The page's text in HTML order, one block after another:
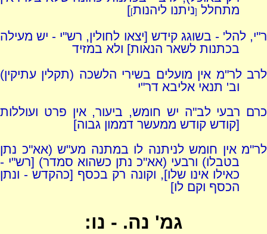
מתחלל [ניתנו ליהנות]
]
ר"י, להל' - בשוגג קידש [יצאו לחולין, רש"י - יש מעילה
בכתנות לשאר הנאות] ולא במזיד
לרב לר"מ אין מועלים בשירי הלשכה (תקלין עתיקין)
וב' תנאי אליבא דר"י
כרם רבעי לב"ה יש חומש, ביעור, אין פרט ועוללות
[קודש קודש ממעשר דממון גבוה]
לר"מ אין חומש לניתנה לו במתנה מע"ש (אא"כ נתן
בטבלו) ורבעי (אא"כ נתן כשהוא סמדר) [רש"י -
כאילו אינו שלו], וקונה רק בכסף [כהקדש - ונתן
הכסף וקם לו]
גמ' נה. - נו: